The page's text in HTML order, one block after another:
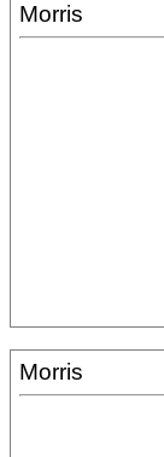
Morris
Morris